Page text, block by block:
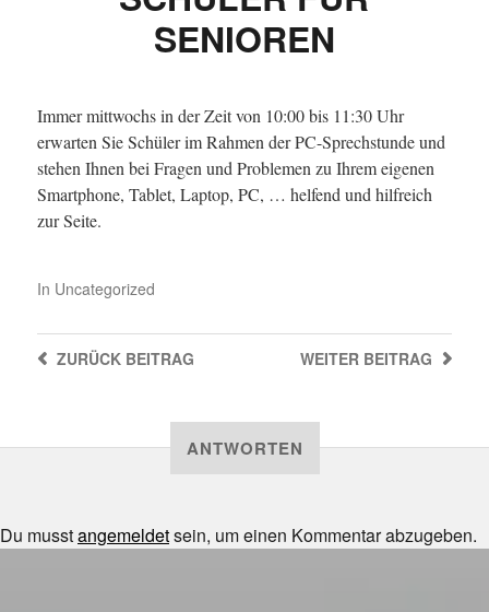
SENIOREN
Immer mittwochs in der Zeit von 10:00 bis 11:30 Uhr
erwarten Sie Schüler im Rahmen der PC-Sprechstunde und
stehen Ihnen bei Fragen und Problemen zu Ihrem eigenen
Smartphone, Tablet, Laptop, PC, … helfend und hilfreich
zur Seite.
In Uncategorized
WEITER BEITRAG
ZURÜCKBEITRAG
ANTWORTEN
Du musstangemeldetsein, um einen Kommentar abzugeben.